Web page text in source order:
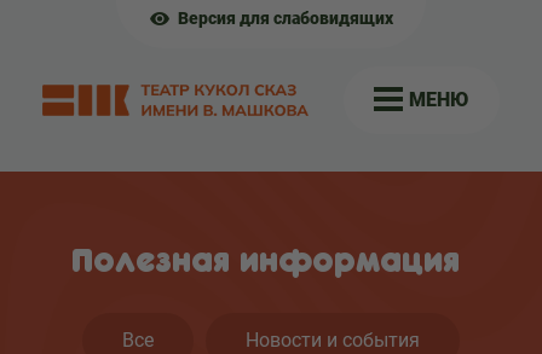
Версия для слабовидящих
МЕНЮ
Полезная информация
Все Новости и события